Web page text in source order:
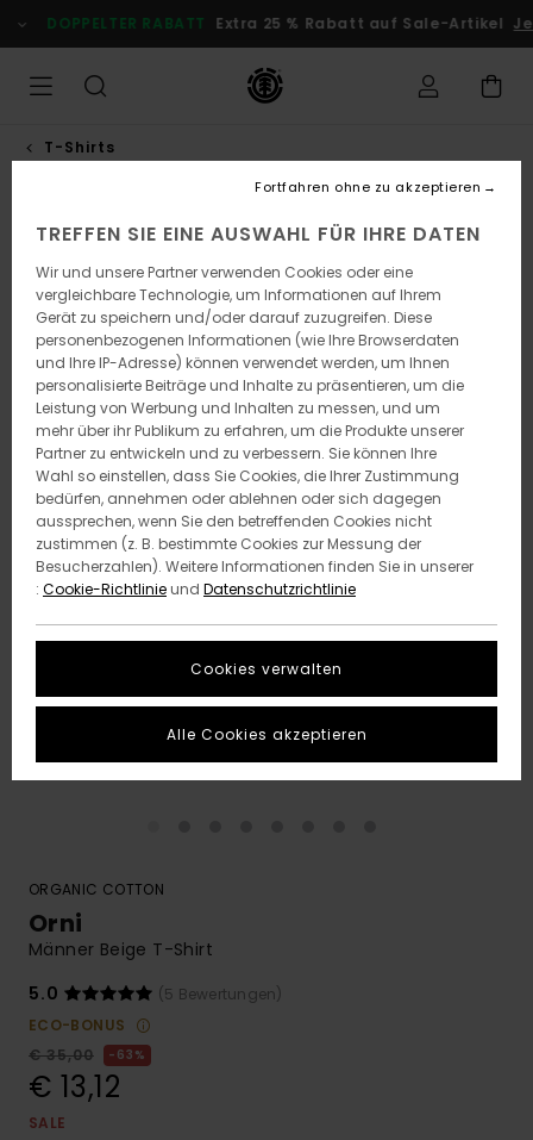
zur
Produktinformation
DOPPELTER RABATT Extra 25 % Rabatt auf Sale-Artikel
T-Shirts
ORGANIC COTTON
Orni
Männer Beige T-Shirt
5.0
(5 Bewertungen)
ECO-BONUS
€ 35,00
63%
€ 13,12
SALE
TREFFEN SIE EINE AUSWAHL FÜR IHRE DATEN
Wir und unsere Partner verwenden Cookies oder eine
vergleichbare Technologie, um Informationen auf Ihrem
Gerät zu speichern und/oder darauf zuzugreifen. Diese
personenbezogenen Informationen (wie Ihre Browserdaten
und Ihre IP-Adresse) können verwendet werden, um Ihnen
personalisierte Beiträge und Inhalte zu präsentieren, um die
Leistung von Werbung und Inhalten zu messen, und um
mehr über ihr Publikum zu erfahren, um die Produkte unserer
Partner zu entwickeln und zu verbessern. Sie können Ihre
Wahl so einstellen, dass Sie Cookies, die Ihrer Zustimmung
bedürfen, annehmen oder ablehnen oder sich dagegen
aussprechen, wenn Sie den betreffenden Cookies nicht
zustimmen (z. B. bestimmte Cookies zur Messung der
Besucherzahlen). Weitere Informationen finden Sie in unserer
: Cookie-Richtlinieund Datenschutzrichtlinie
Cookies verwalten
Fortfahren ohne zu akzeptieren
Alle Cookies akzeptieren